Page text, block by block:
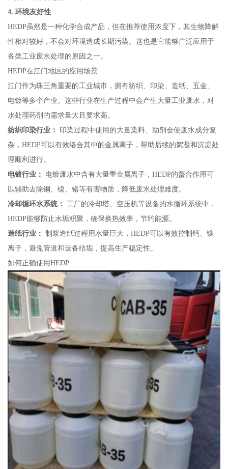
4. 环境友好性
HEDP虽然是一种化学合成产品，但在推荐使用浓度下，其生物降解
性相对较好，不会对环境造成长期污染。这也是它能够广泛应用于
各类工业废水处理的原因之一。
HEDP在江门地区的应用场景
江门作为珠三角重要的工业城市，拥有纺织、印染、造纸、五金、
电镀等多个产业。这些行业在生产过程中会产生大量工业废水，对
水处理药剂的需求量大且要求高。
纺织印染行业：
印染过程中使用的大量染料、助剂会使废水成分复
杂，HEDP可以有效络合其中的金属离子，帮助后续的絮凝和沉淀处
理顺利进行。
电镀行业：
电镀废水中含有大量重金属离子，HEDP的螯合作用可
以辅助去除铜、镍、铬等有害物质，降低废水处理难度。
冷却循环水系统： 工厂的冷却塔、空压机等设备的水循环系统中，
HEDP能够防止水垢积聚，确保换热效率，节约能源。
造纸行业： 制浆造纸过程用水量巨大，HEDP可以有效控制钙、镁
离子，避免管道和设备结垢，提高生产稳定性。
如何正确使用HEDP